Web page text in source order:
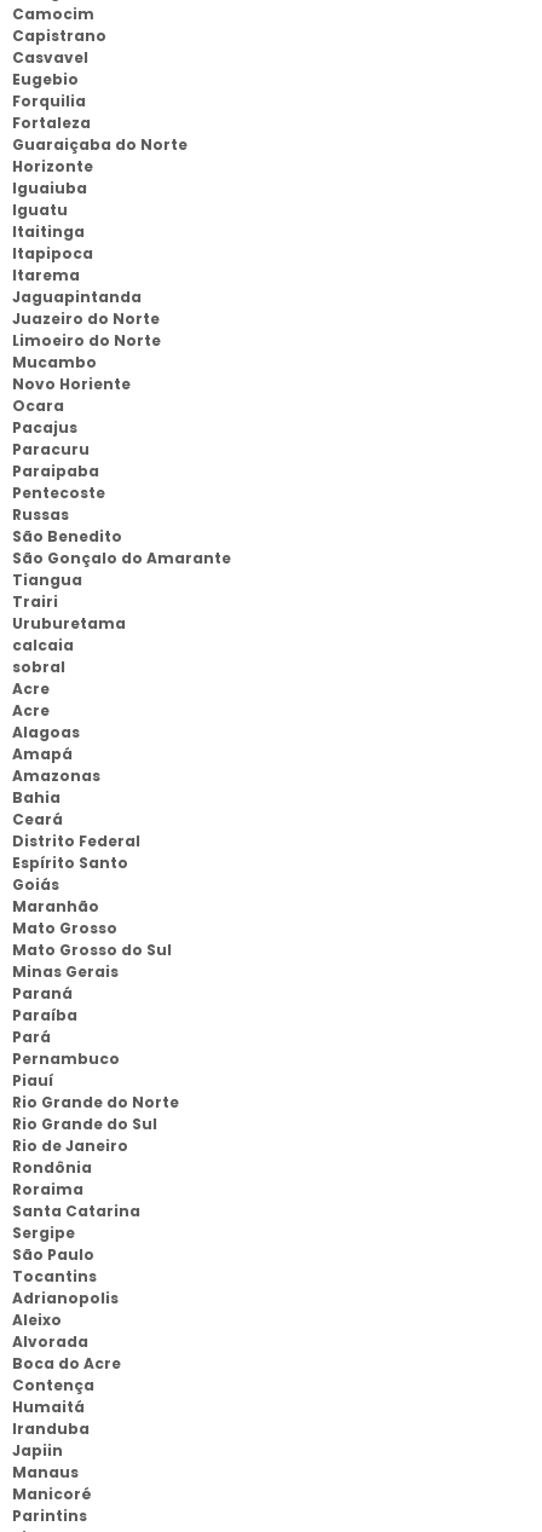
Camocim
Capistrano
Casvavel
Eugebio
Forquilia
Fortaleza
Guaraiçaba do Norte
Horizonte
Iguaiuba
Iguatu
Itaitinga
Itapipoca
Itarema
Jaguapintanda
Juazeiro do Norte
Limoeiro do Norte
Mucambo
Novo Horiente
Ocara
Pacajus
Paracuru
Paraipaba
Pentecoste
Russas
São Benedito
São Gonçalo do Amarante
Tiangua
Trairi
Uruburetama
calcaia
sobral
Acre
Acre
Alagoas
Amapá
Amazonas
Bahia
Ceará
Distrito Federal
Espírito Santo
Goiás
Maranhão
Mato Grosso
Mato Grosso do Sul
Minas Gerais
Paraná
Paraíba
Pará
Pernambuco
Piauí
Rio Grande do Norte
Rio Grande do Sul
Rio de Janeiro
Rondônia
Roraima
Santa Catarina
Sergipe
São Paulo
Tocantins
Adrianopolis
Aleixo
Alvorada
Boca do Acre
Contença
Humaitá
Iranduba
Japiin
Manaus
Manicoré
Parintins